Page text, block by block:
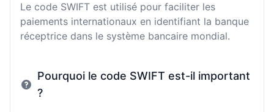
Le code SWIFT est utilisé pour faciliter les
paiements internationaux en identifiant la banque
réceptrice dans le système bancaire mondial.
Pourquoi le code SWIFT est-il important
?